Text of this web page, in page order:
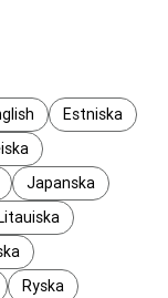
Estniska
Japanska
Ryska